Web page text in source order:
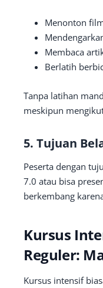
Menonton
Membaca
Berlatih
Tanpa latihan
meskipun
5. Tujuan
Peserta dengan
7.0 atau bisa
berkembang
Kursus
Reguler:
Kursus intensif